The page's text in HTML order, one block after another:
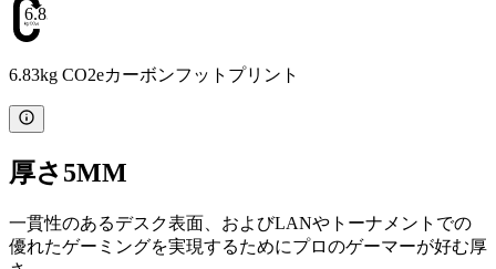
6.83
6.83kg CO2eカーボンフットプリント
厚さ5MM
一貫性のあるデスク表面、およびLANやトーナメントでの
優れたゲーミングを実現するためにプロのゲーマーが好む厚